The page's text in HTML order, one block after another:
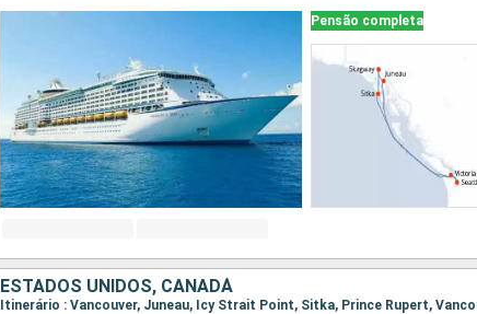
Pensão completa
ESTADOS UNIDOS, CANADÁ
Itinerário : Vancouver, Juneau, Icy Strait Point, Sitka, Prince Rupert,